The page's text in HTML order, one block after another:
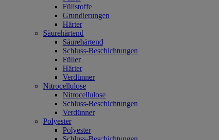
Füllstoffe
Grundierungen
Härter
Säurehärtend
Säurehärtend
Schluss-Beschichtungen
Füller
Härter
Verdünner
Nitrocellulose
Nitrocellulose
Schluss-Beschichtungen
Verdünner
Polyester
Polyester